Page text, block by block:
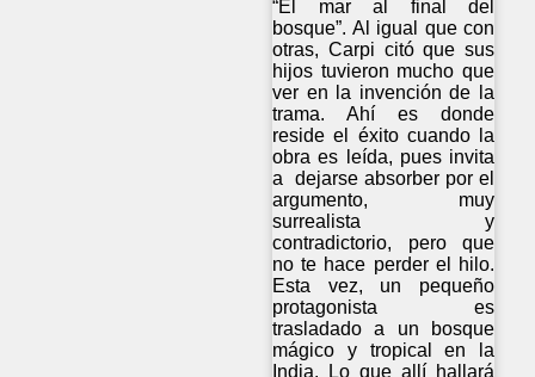
“El mar al final del
bosque”. Al igual que con
otras, Carpi citó que sus
hijos tuvieron mucho que
ver en la invención de la
trama. Ahí es donde
reside el éxito cuando la
obra es leída, pues invita
a dejarse absorber por el
argumento, muy
surrealista y
contradictorio, pero que
no te hace perder el hilo.
Esta vez, un pequeño
protagonista es
trasladado a un bosque
mágico y tropical en la
India. Lo que allí hallará